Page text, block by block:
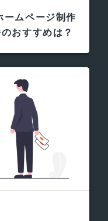
ームページ制作
おすすめは？